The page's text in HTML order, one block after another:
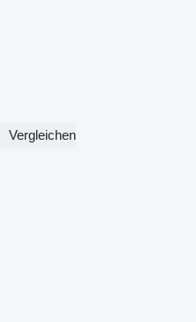
Vergleichen